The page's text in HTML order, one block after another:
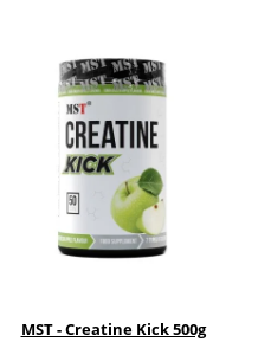
MST - Creatine Kick 500g